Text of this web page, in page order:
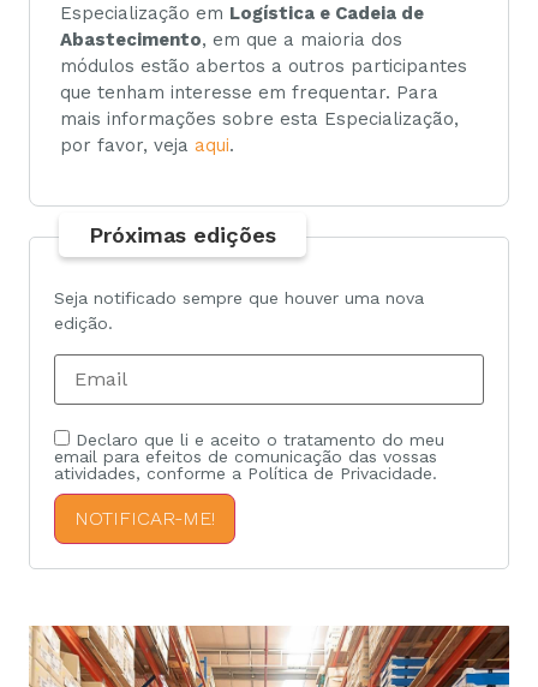
Especialização em Logística e Cadeia de
Abastecimento, em que a maioria dos
módulos estão abertos a outros participantes
que tenham interesse em frequentar. Para
mais informações sobre esta Especialização,
por favor, veja aqui.
Próximas edições
Seja notificado sempre que houver uma nova
edição.
Declaro que li e aceito o tratamento do meu
email para efeitos de comunicação das vossas
atividades, conforme a Política de Privacidade.
NOTIFICAR-ME!